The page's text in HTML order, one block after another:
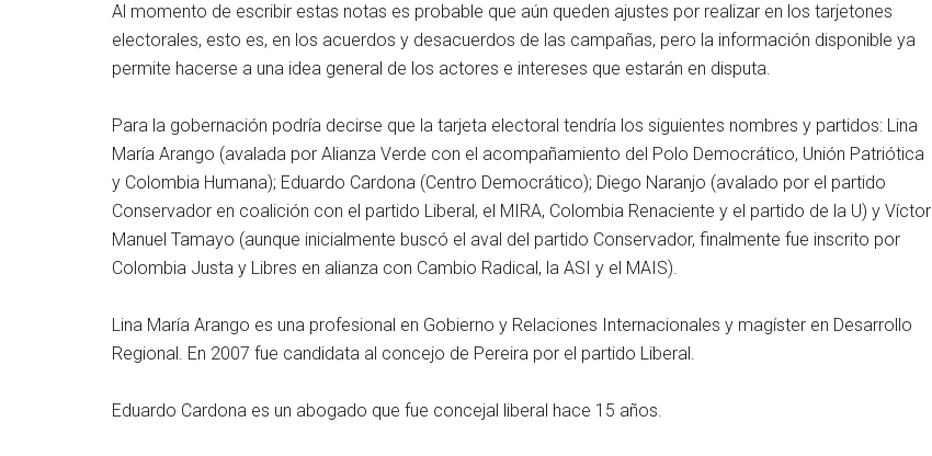
Al momento de escribir estas notas es probable que aún queden ajustes por realizar en los tarjetones
electorales, esto es, en los acuerdos y desacuerdos de las campañas, pero la información disponible ya
permite hacerse a una idea general de los actores e intereses que estarán en disputa.
Para la gobernación podría decirse que la tarjeta electoral tendría los siguientes nombres y partidos: Lina
María Arango (avalada por Alianza Verde con el acompañamiento del Polo Democrático, Unión Patriótica
y Colombia Humana); Eduardo Cardona (Centro Democrático); Diego Naranjo (avalado por el partido
Conservador en coalición con el partido Liberal, el MIRA, Colombia Renaciente y el partido de la U) y Víctor
Manuel Tamayo (aunque inicialmente buscó el aval del partido Conservador, finalmente fue inscrito por
Colombia Justa y Libres en alianza con Cambio Radical, la ASI y el MAIS).
Lina María Arango es una profesional en Gobierno y Relaciones Internacionales y magíster en Desarrollo
Regional. En 2007 fue candidata al concejo de Pereira por el partido Liberal.
Eduardo Cardona es un abogado que fue concejal liberal hace 15 años.